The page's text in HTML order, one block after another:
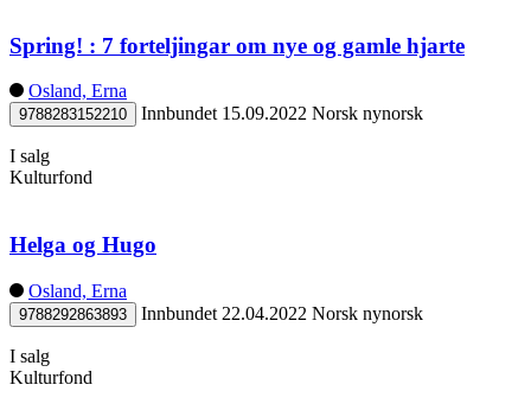
Spring! : 7 forteljingar om nye og gamle hjarte
Osland, Erna
9788283152210 Innbundet 15.09.2022 Norsk nynorsk
I salg
Kulturfond
Helga og Hugo
Osland, Erna
9788292863893 Innbundet 22.04.2022 Norsk nynorsk
I salg
Kulturfond